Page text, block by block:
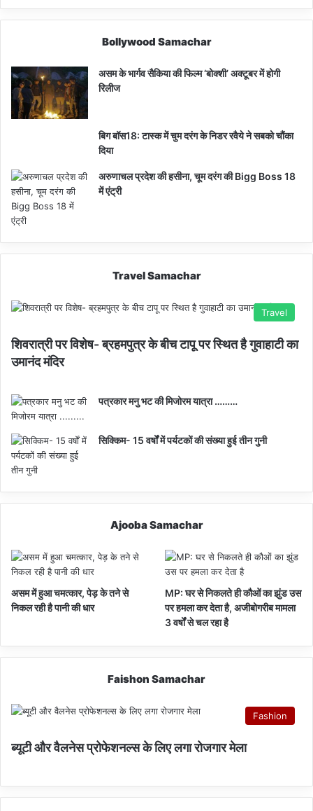
Bollywood Samachar
असम के भार्गव सैकिया की फिल्म ‘बोक्शी’ अक्टूबर में होगी
रिलीज
बिग बॉस18: टास्क में चुम दरंग के निडर रवैये ने सबको चौंका
दिया
अरुणाचल प्रदेश की हसीना, चूम दरंग की Bigg Boss 18
में एंट्री
Travel Samachar
Travel
शिवरात्री पर विशेष- ब्रहमपुत्र के बीच टापू पर स्थित है गुवाहाटी का
उमानंद मंदिर
पत्रकार मनु भट की मिजोरम यात्रा ………
सिक्किम- 15 वर्षों में पर्यटकों की संख्या हुई तीन गुनी
Ajooba Samachar
असम में हुआ चमत्कार, पेड़ के तने से
निकल रही है पानी की धार
MP: घर से निकलते ही कौओं का झुंड उस
पर हमला कर देता है, अजीबोगरीब मामला
3 वर्षों से चल रहा है
Faishon Samachar
Fashion
ब्यूटी और वैलनेस प्रोफेशनल्स के लिए लगा रोजगार मेला